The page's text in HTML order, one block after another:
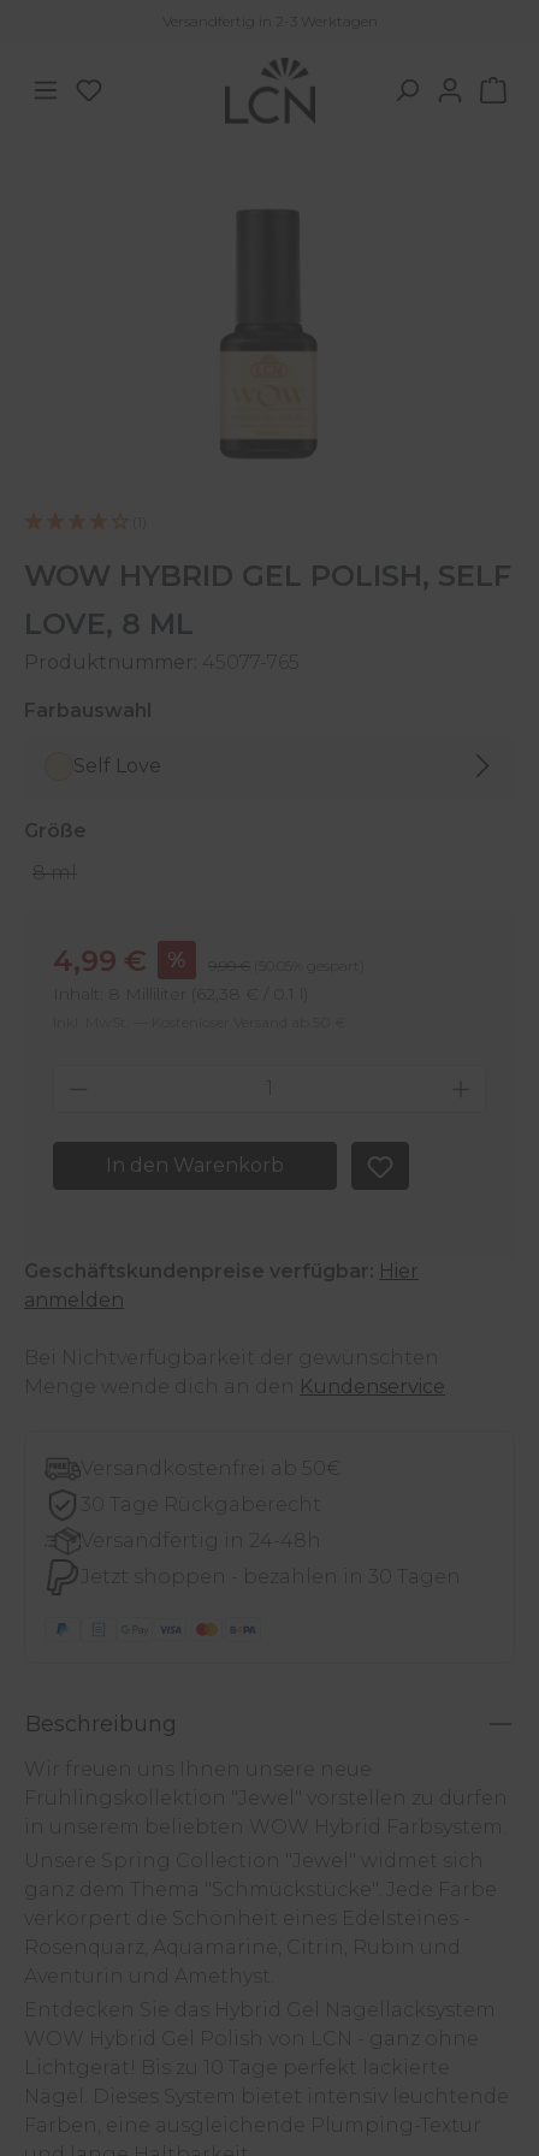
Zum Hauptinhalt springenVersandfertig in 2-3 Werktagen
Du hast 0 Produkte auf dem Merkzettel
Bildergalerie überspringen
WOW HYBRID GEL POLISH, SELF
LOVE, 8 ML
Produktnummer: 45077-765
Farbauswahl
Self Love
Größe
8 ml
Verkaufspreis:
4,99 € % Regulärer Preis:
9,99 € (50.05% gespart)
Inhalt: 8 Milliliter (62,38 € / 0.1 l)
Produkt Anzahl: Gib den
In den Warenkorb
Geschäftskundenpreise verfügbar: Hier
anmelden
Bei Nichtverfügbarkeit der gewünschten
Menge wende dich an den
Kundenservice
Versandkostenfrei ab 50€
30 Tage Rückgaberecht
Versandfertig in 24-48h
Jetzt shoppen - bezahlen in 30 Tagen
Beschreibung
Wir freuen uns Ihnen unsere neue
Frühlingskollektion "Jewel" vorstellen zu dürfen
in unserem beliebten WOW Hybrid Farbsystem.
Unsere Spring Collection "Jewel" widmet sich
ganz dem Thema "Schmückstücke". Jede Farbe
verkörpert die Schönheit eines Edelsteines -
Rosenquarz, Aquamarine, Citrin, Rubin und
Aventurin und Amethyst.
Entdecken Sie das Hybrid Gel Nagellacksystem
WOW Hybrid Gel Polish von LCN - ganz ohne
Lichtgerät! Bis zu 10 Tage perfekt lackierte
Nägel. Dieses System bietet intensiv leuchtende
Farben, eine ausgleichende Plumping-Textur